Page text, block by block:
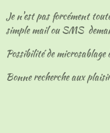
Je n'est pas forcément
simple mail ou SMS
Possibilité de microsablage
Bonne recherche aux